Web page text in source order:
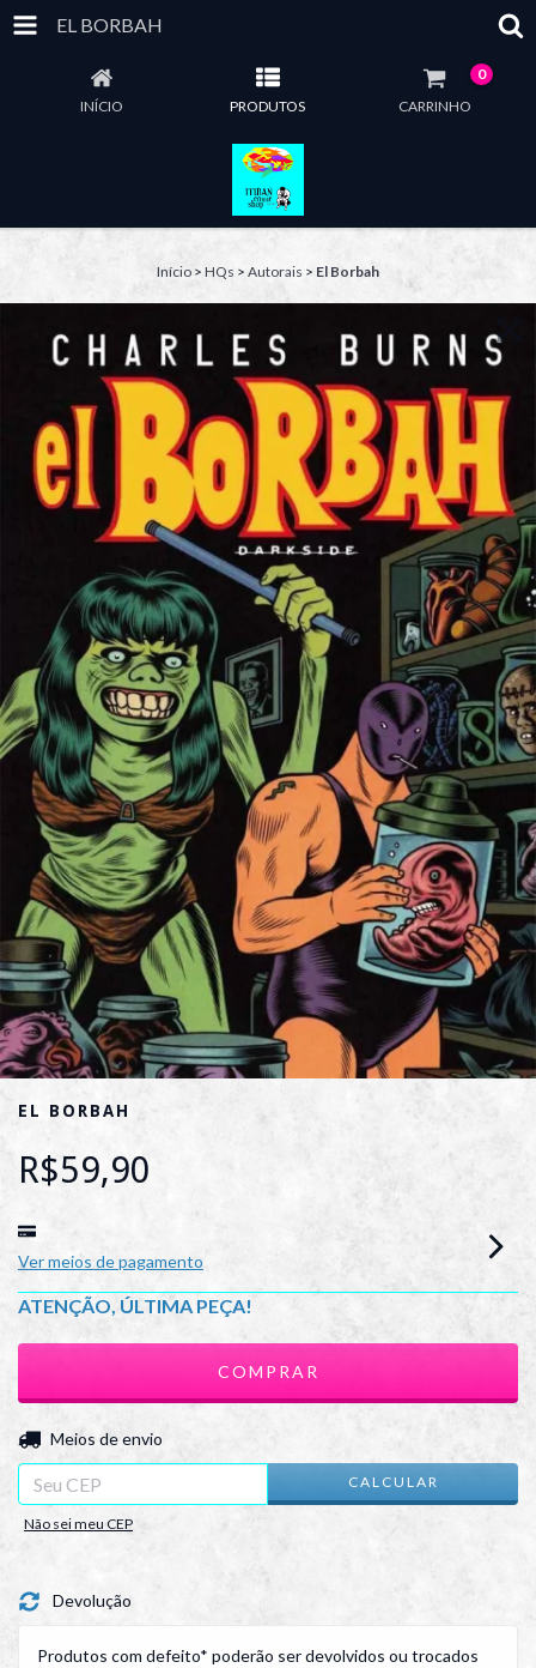
EL BORBAH
INÍCIO PRODUTOS CARRINHO
0
Início > HQs > Autorais > El Borbah
EL BORBAH
R$59,90
Ver meios de pagamento
ATENÇÃO, ÚLTIMA PEÇA!
Entregas para o CEP:
Meios de envio
CALCULAR
Não sei meu CEP
Devolução
Produtos com defeito* poderão ser devolvidos ou trocados